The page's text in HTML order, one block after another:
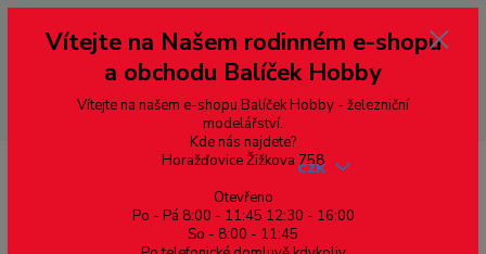
--- pro zákazníky ze Slovenska a jiných zemí, pokud chcete platit v eurech
přepněte si e-shop na euro 💶 pro přepočet měny - pravý horní roh ---
dobírky – pokud si z nějakého důvodu zásilku nevyzvednete, bude po
domluvě zaslána znovu s opětovnou platbou za poštovné, v opačném
případě bude zrušena a účet přidán na blacklist a rušeny následující
objednávky.
CZK
Vítejte na Našem rodinném e-shopu
a obchodu Balíček Hobby
Vítejte na našem e-shopu Balíček Hobby - železniční
modelářství.
Kde nás najdete?
Horažďovice Žižkova 758
Otevřeno
Po - Pá 8:00 - 11:45 12:30 - 16:00
So - 8:00 - 11:45